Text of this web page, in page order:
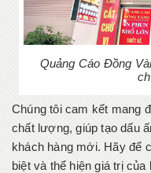
Quảng Cáo Đồng
Chúng tôi cam kết mang
chất lượng, giúp tạo dấu
khách hàng mới. Hãy để
biệt và thể hiện giá trị của